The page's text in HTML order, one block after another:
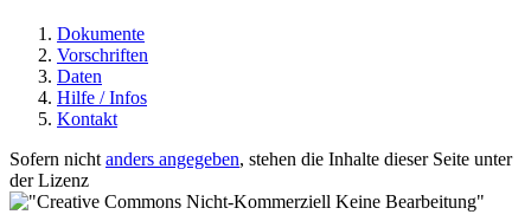
Dokumente
Vorschriften
Daten
Hilfe / Infos
Kontakt
Sofern nicht anders angegeben, stehen die Inhalte dieser Seite unter
der Lizenz